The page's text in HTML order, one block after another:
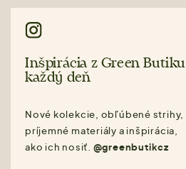
Inšpirácia z Green Butiku
každý deň
Nové kolekcie, obľúbené strihy,
príjemné materiály a inšpirácia,
ako ich nosiť. @greenbutikcz